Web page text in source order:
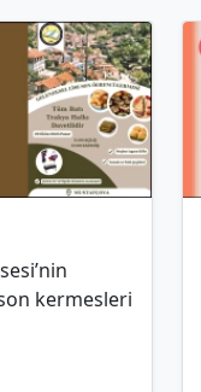
kermesleri